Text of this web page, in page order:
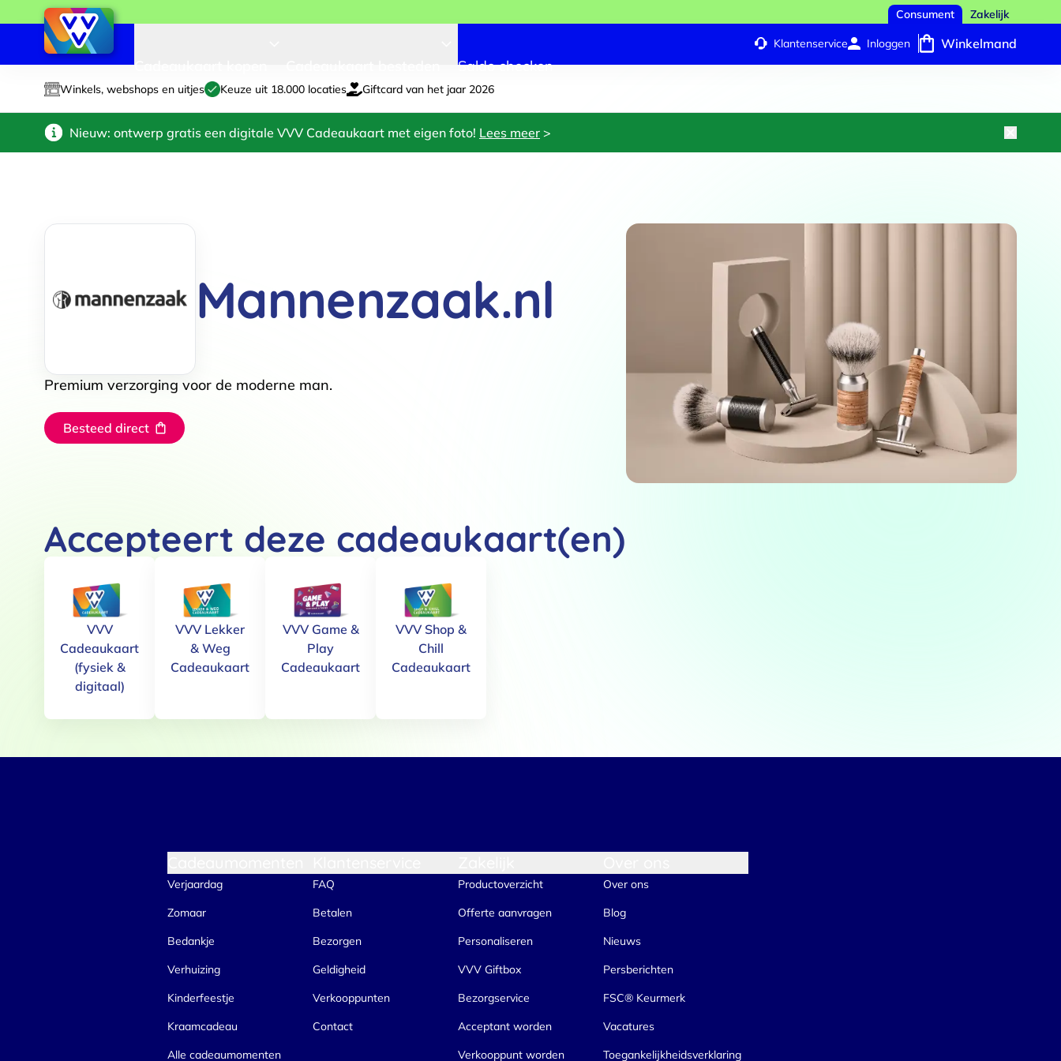
We gebruiken cookies om content en advertenties te personaliseren, om functies voor social media te bieden en om ons
websiteverkeer te analyseren. Ook delen we informatie over jouw gebruik van onze site met onze partners voor social media,
adverteren en analyse. Deze partners kunnen deze gegevens combineren met andere informatie die je aan ze hebt verstrekt of die
ze hebben verzameld op basis van jouw gebruik van hun services.
Toestemmingsselectie
Consument Zakelijk
Saldo checken
Klantenservice Inloggen Winkelmand
Winkels, webshops en uitjes Keuze uit 18.000 locaties Giftcard van het jaar 2026
Nieuw: ontwerp gratis een digitale VVV Cadeaukaart met eigen foto! Lees meer >
Mannenzaak.nl
Premium verzorging voor de moderne man.
Besteed direct
Accepteert deze cadeaukaart(en)
VVV
Cadeaukaart
(fysiek &
digitaal)
VVV Lekker
& Weg
Cadeaukaart
VVV Game &
Play
Cadeaukaart
VVV Shop &
Chill
Cadeaukaart
Verjaardag
Zomaar
Bedankje
Verhuizing
Kinderfeestje
Kraamcadeau
Alle cadeaumomenten
FAQ
Betalen
Bezorgen
Geldigheid
Verkooppunten
Contact
Productoverzicht
Offerte aanvragen
Personaliseren
VVV Giftbox
Bezorgservice
Acceptant worden
Verkooppunt worden
Over ons
Blog
Nieuws
Persberichten
FSC® Keurmerk
Vacatures
Toegankelijkheidsverklaring